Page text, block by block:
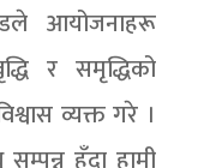
आयोजनाहरू
र समृद्धिको
व्यक्त गरे ।